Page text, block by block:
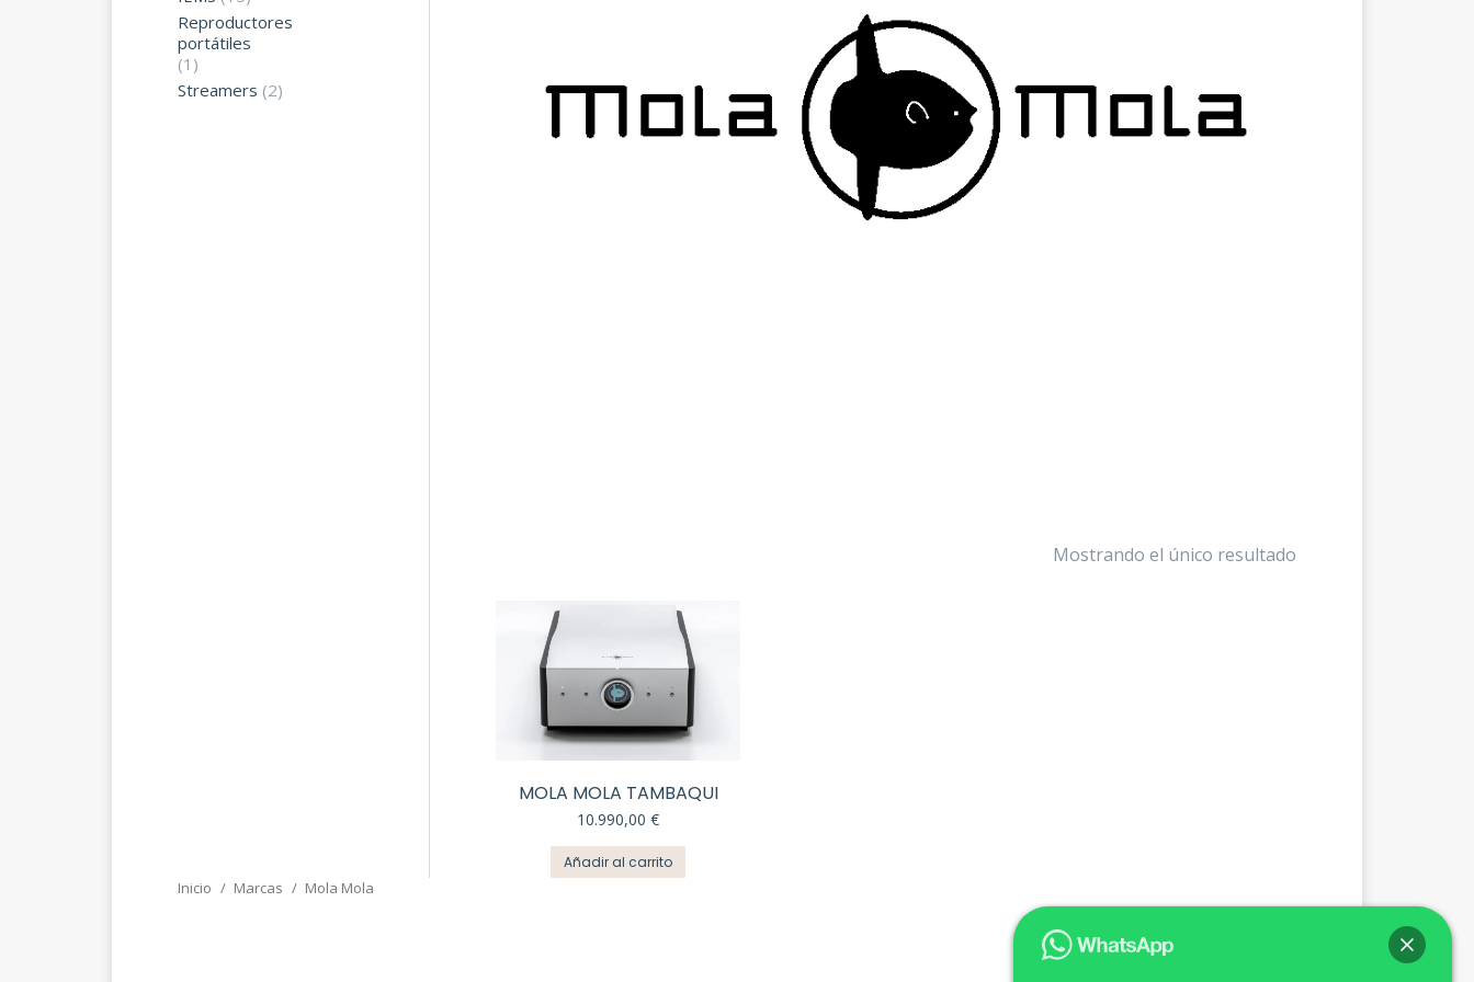
Estás aquí:
Inicio Marcas Mola Mola
Mostrando el único resultado
MOLA MOLA TAMBAQUI
10.990,00€
Añadir al carrito
Reproductores
portátiles
(1)
Streamers (2)